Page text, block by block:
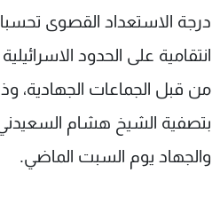
درجة الاستعداد القصوى
انتقامية على الحدود
من قبل الجماعات الجهادية،
بتصفية الشيخ هشام السعيدني
والجهاد يوم السبت الماضي.